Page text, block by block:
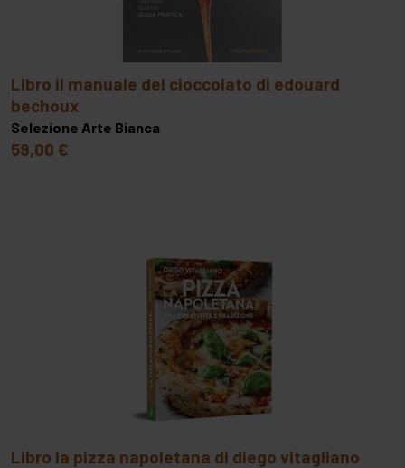
libro il manuale del cioccolato di edouard
bechoux
Selezione Arte Bianca
59,00 €
libro la pizza napoletana di diego vitagliano